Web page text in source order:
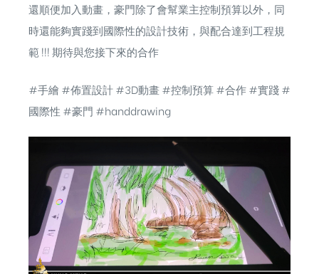
還順便加入動畫，豪門除了會幫業主控制預算以外，同
時還能夠實踐到國際性的設計技術，與配合達到工程規
範 !!! 期待與您接下來的合作
#手繪 #佈置設計#3D動畫#控制預算#合作#實踐#
國際性 #豪門 #handdrawing